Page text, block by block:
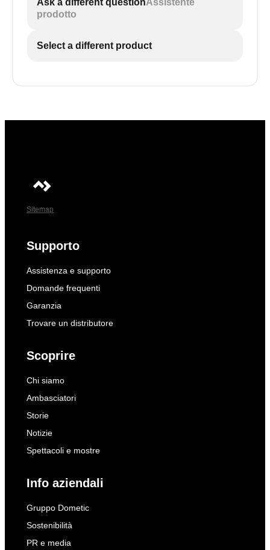
Ask a different questionAssistente
prodotto
Select a different product
Sitemap
Supporto
Assistenza e supporto
Domande frequenti
Garanzia
Trovare un distributore
Scoprire
Chi siamo
Ambasciatori
Storie
Notizie
Spettacoli e mostre
Info aziendali
Gruppo Dometic
Sostenibilità
PR e media